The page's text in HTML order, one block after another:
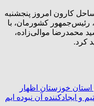
کارون امروز پنجشنبه
رئیس‌جمهور کشورمان، با
محمدرضا موالی‌زاده،
کرد.